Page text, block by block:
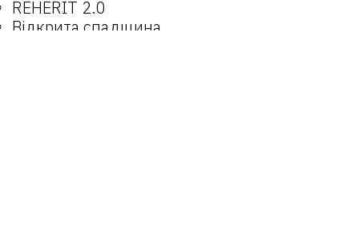
REHERIT 2.0
Відкрита спадщина